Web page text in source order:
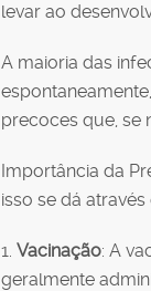
levar ao
A maioria das
precoces que, se
Importância da
isso se dá através
1. Vacinação: A
geralmente